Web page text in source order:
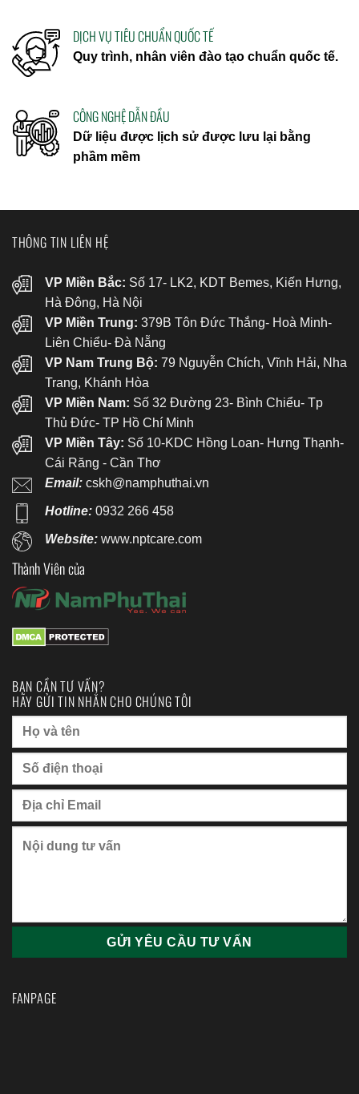
DỊCH VỤ TIÊU CHUẨN QUỐC TẾ
Quy trình, nhân viên đào tạo chuẩn quốc tế.
CÔNG NGHỆ DẪN ĐẦU
Dữ liệu được lịch sử được lưu lại bằng
phầm mềm
THÔNG TIN LIÊN HỆ
VP Miền Bắc: Số 17- LK2, KDT Bemes, Kiến Hưng,
Hà Đông, Hà Nội
VP Miền Trung: 379B Tôn Đức Thắng- Hoà Minh-
Liên Chiểu- Đà Nẵng
VP Nam Trung Bộ: 79 Nguyễn Chích, Vĩnh Hải, Nha
Trang, Khánh Hòa
VP Miền Nam: Số 32 Đường 23- Bình Chiểu- Tp
Thủ Đức- TP Hồ Chí Minh
VP Miền Tây: Số 10-KDC Hồng Loan- Hưng Thạnh-
Cái Răng - Cần Thơ
Email: cskh@namphuthai.vn
Hotline: 0932 266 458
Website:www.nptcare.com
Thành Viên của
BẠN CẦN TƯ VẤN?
HÃY GỬI TIN NHẮN CHO CHÚNG TÔI
FANPAGE